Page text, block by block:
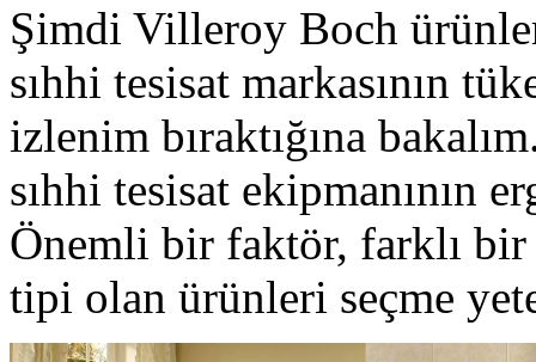
Şimdi Villeroy Boch
sıhhi tesisat markasının
izlenim bıraktığına
sıhhi tesisat ekipmanının
Önemli bir faktör, farklı
tipi olan ürünleri seçme